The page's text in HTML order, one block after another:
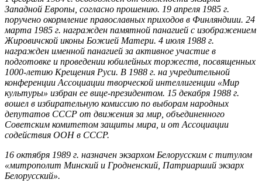
Западной Европы, согласно прошению. 19 апреля 1985 г.
поручено окормление православных приходов в Финляндиии. 24
марта 1985 г. награжден памятной панагией с изображением
Жировичской иконы Божией Матери. 4 июля 1988 г.
награжден именной панагией за активное участие в
подготовке и проведении юбилейных торжеств, посвященных
1000-летию Крещения Руси. В 1988 г. на учредительной
конференции Ассоциации творческой интеллигенции «Мир
культуры» избран ее вице-президентом. 15 декабря 1988 г.
вошел в избирательную комиссию по выборам народных
депутатов СССР от движения за мир, объединенного
Советским комитетом защиты мира, и от Ассоциации
содействия ООН в СССР.
16 октября 1989 г. назначен экзархом Белорусским с титулом
«митрополит Минский и Гродненский, Патриарший экзарх
Белорусский».